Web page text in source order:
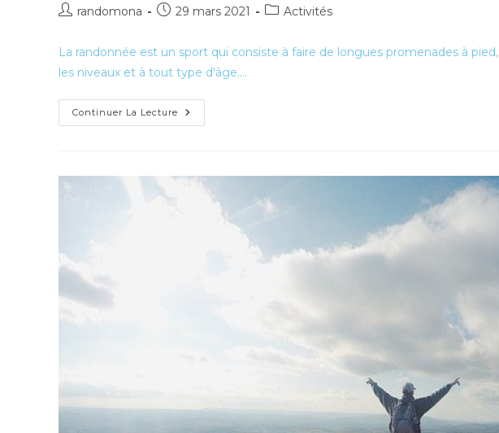
Auteur/autrice
la
publication :
randomona
Publication
29 mars 2021
PostActivités
La randonnée est un sport qui consiste à faire de longues promenades à
les niveaux et à tout type d'âge.…
Continuer La Lecture Quels
Sont
Randonnée